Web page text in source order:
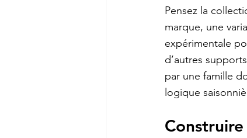
Pensez la
marque, une
expérimentale
d’autres
par une famille
logique